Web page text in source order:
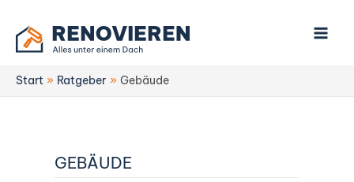
Inhalt
springen
Start Ratgeber Gebäude
GEBÄUDE